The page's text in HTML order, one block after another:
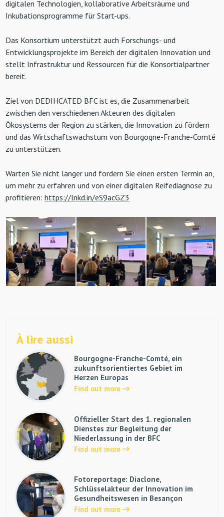
digitalen Technologien, kollaborative Arbeitsräume und
Inkubationsprogramme für Start-ups.
Das Konsortium unterstützt auch Forschungs- und
Entwicklungsprojekte im Bereich der digitalen Innovation und
stellt Infrastruktur und Ressourcen für die Konsortialpartner
bereit.
Ziel von DEDIHCATED BFC ist es, die Zusammenarbeit
zwischen den verschiedenen Akteuren des digitalen
Ökosystems der Region zu stärken, die Innovation zu fördern
und das Wirtschaftswachstum von Bourgogne-Franche-Comté
zu unterstützen.
Warten Sie nicht länger und fordern Sie einen ersten Termin an,
um mehr zu erfahren und von einer digitalen Reifediagnose zu
profitieren:https://lnkd.in/eS9acGZ3
À lire aussi
Bourgogne-Franche-Comté, ein
zukunftsorientiertes Gebiet im
Herzen Europas
Find out more
Offizieller Start des 1. regionalen
Dienstes zur Begleitung der
Niederlassung in der BFC
Find out more
Fotoreportage: Diaclone,
Schlüsselakteur der Innovation im
Gesundheitswesen in Besançon
Find out more